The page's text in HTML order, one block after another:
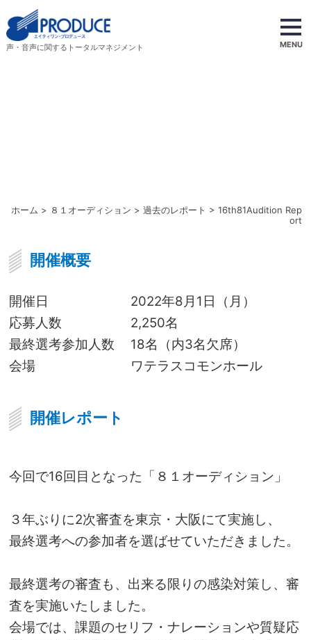
声・音声に関するトータルマネジメント MENU
ホーム > ８１オーディション > 過去のレポート > 16th81Audition Rep
ort
開催概要
開催日
2022年8月1日（月）
応募人数
2,250名
最終選考参加人数
18名（内3名欠席）
会場
ワテラスコモンホール
開催レポート
今回で16回目となった「８１オーディション」
３年ぶりに2次審査を東京・大阪にて実施し、
最終選考への参加者を選ばせていただきました。
最終選考の審査も、出来る限りの感染対策し、審
査を実施いたしました。
会場では、課題のセリフ・ナレーションや質疑応